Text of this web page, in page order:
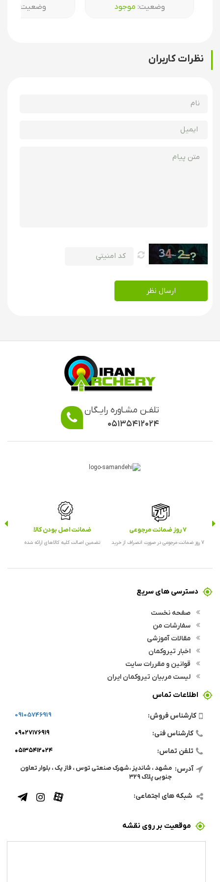
وضعیت:‌ موجود وضعیت:‌
نظرات کاربران
ارسال نظر
تلفـن مشـاوره رایـگان
۰۵۱۳۵۴۱۲۰۲۴
7 روز ضمانت مرجوعی
7 روز ضمانت مرجوعی در صورت انصراف از خرید
ضمانت اصل بودن کالا
تضمین اصالت کلیه کالاهای ارائه شده
دسترسی های سریع
صفحه نخست
سفارشات من
مقالات آموزشی
اخبار تیروکمان
قوانین و مقررات سایت
لیست مربیان تیروکمان ایران
اطلاعات تماس
کارشناس فروش: 09105746919
کارشناس فنی: ۰۹۰۲۷۱۷۶۹۱۹
تلفن تماس: ۰۵۱۳۵۴۱۲۰۲۴
آدرس: مشهد ، شاندیز ،شهرک صنعتی توس ، فاز یک ، بلوار تعاون
جنوبی پلاک ۳۲۹
شبکه های اجتماعی:
موقعیت بر روی نقشه